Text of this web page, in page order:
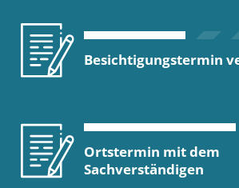
Besichtigungstermin
Ortstermin mit dem
Sachverständigen